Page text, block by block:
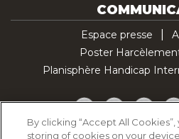
Espace presse
Poster
Planisphère Handicap
Facebook
Twitter
By clicking “Accept All
storing of cookies on your